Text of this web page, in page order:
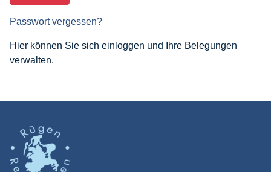
Passwort vergessen?
Hier können Sie sich einloggen und Ihre Belegungen
verwalten.